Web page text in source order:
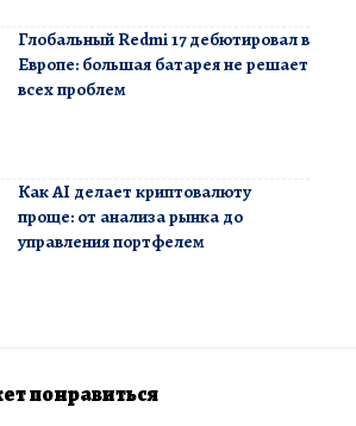
Глобальный Redmi 17 дебютировал в
Европе: большая батарея не решает
всех проблем
Как AI делает криптовалюту
проще: от анализа рынка до
управления портфелем
понравиться